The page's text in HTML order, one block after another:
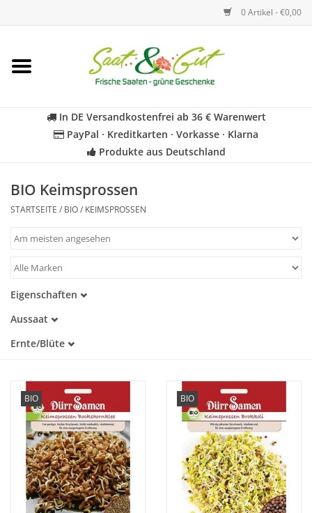
0 Artikel - €0,00
Startseite
Kräuter
Für Kinder
Geschenkideen
Katalog
In DE Versandkostenfrei ab 36 € Warenwert
PayPal · Kreditkarten · Vorkasse · Klarna
Produkte aus Deutschland
BIO Keimsprossen
STARTSEITE / BIO/ KEIMSPROSSEN
Eigenschaften
Warmkeimer
Lichtkeimer
Aussaat
Februar
April
Mai
Juni
Juli
September
Oktober
November
Dezember
Ernte/Blüte
März
April
Mai
Juni
Juli
September
Oktober
November
Dezember
BIO BIO